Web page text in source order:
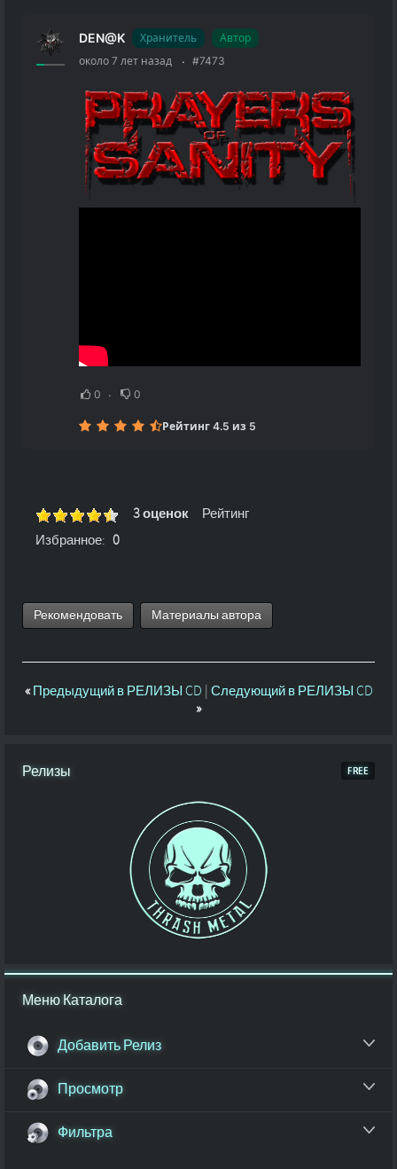
DEN@K Хранитель
Автор
около 7 лет назад
#7473
0 0
Рейтинг 4.5 из 5
Рейтинг
3 оценок
Избранное: 0
Рекомендовать Материалы автора
«Предыдущий в РЕЛИЗЫ CD
Следующий в РЕЛИЗЫ CD
»
Релизы
Меню Каталога
Добавить Релиз
Просмотр
Фильтра